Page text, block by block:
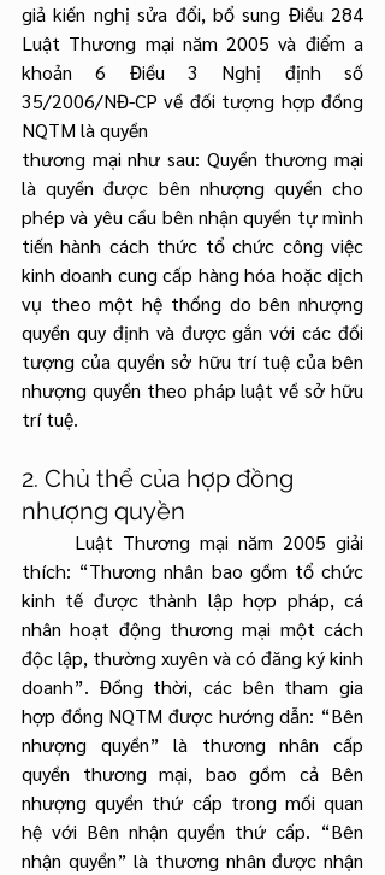
giả kiến nghị sửa đổi, bổ sung Điều 284
Luật Thương mại năm 2005 và điểm a
khoản 6 Điều 3 Nghị định số
35/2006/NĐ-CP về đối tượng hợp đồng
NQTM là quyền
thương mại như sau: Quyền thương mại
là quyền được bên nhượng quyền cho
phép và yêu cầu bên nhận quyền tự mình
tiến hành cách thức tổ chức công việc
kinh doanh cung cấp hàng hóa hoặc dịch
vụ theo một hệ thống do bên nhượng
quyền quy định và được gắn với các đối
tượng của quyền sở hữu trí tuệ của bên
nhượng quyền theo pháp luật về sở hữu
trí tuệ.
2. Chủ thể của hợp đồng
nhượng quyền
thích: “Thương nhân bao gồm tổ chức
kinh tế được thành lập hợp pháp, cá
nhân hoạt động thương mại một cách
độc lập, thường xuyên và có đăng ký kinh
doanh”. Đồng thời, các bên tham gia
hợp đồng NQTM được hướng dẫn: “Bên
nhượng quyền” là thương nhân cấp
quyền thương mại, bao gồm cả Bên
nhượng quyền thứ cấp trong mối quan
hệ với Bên nhận quyền thứ cấp. “Bên
nhận quyền” là thương nhân được nhận